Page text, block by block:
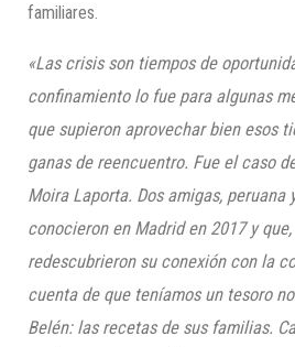
familiares.
«Las crisis son tiempos de
confinamiento lo fue para algunas
que supieron aprovechar bien esos
ganas de reencuentro. Fue el caso
Moira Laporta. Dos amigas, peruana
conocieron en Madrid en 2017 y
redescubrieron su conexión con la
cuenta de que teníamos un tesoro
Belén: las recetas de sus familias.